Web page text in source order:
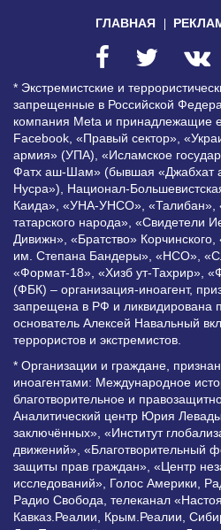
ГЛАВНАЯ
* Экстремистские и
запрещенные в Российской
компания Meta и принадлежащие
Facebook, «Правый сектор»,
армия» (УПА), «Исламское
Фатх аш-Шам» (бывшая «Джабхат
Нусра»), Национал-
Каида», «УНА-УНСО», «Талибан»,
татарского народа», «Свидетели
Дивижн», «Братство» Корчинского,
им. Степана Бандеры», «НСО»,
«Формат-18», «Хизб ут-Тахрир»,
(ФБК) – организация-иноагент,
запрещена в РФ и ликвидирована
основатель Алексей Навальный
террористов и экстремистов.
* Организации и граждане,
иноагентами: Международное
благотворительное и
Аналитический центр Юрия
заключённых», «Институт
движений», «Благотворительный
защиты прав граждан», «Центр
исследований», Голос Америки,
Радио Свобода, телеканал
Кавказ.Реалии, Крым.Реалии,